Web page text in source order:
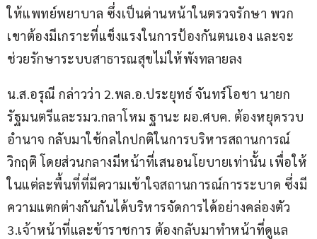
ให้แพทย์พยาบาล ซึ่งเป็นด่านหน้าในตรวจรักษา พวก
เขาต้องมีเกราะที่แข็งแรงในการป้องกันตนเอง และจะ
ช่วยรักษาระบบสาธารณสุขไม่ให้พังทลายลง
น.ส.อรุณี กล่าวว่า 2.พล.อ.ประยุทธ์ จันทร์โอชา นายก
รัฐมนตรีและรมว.กลาโหม ฐานะ ผอ.ศบค. ต้องหยุดรวบ
อำนาจ กลับมาใช้กลไกปกติในการบริหารสถานการณ์
วิกฤติ โดยส่วนกลางมีหน้าที่เสนอนโยบายเท่านั้น เพื่อให้
ในแต่ละพื้นที่ที่มีความเข้าใจสถานการณ์การระบาด ซึ่งมี
ความแตกต่างกันกันได้บริหารจัดการได้อย่างคล่องตัว
3.เจ้าหน้าที่และข้าราชการ ต้องกลับมาทำหน้าที่ดูแล